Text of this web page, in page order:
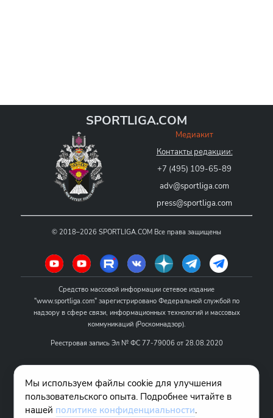
SPORTLIGA.COM
Медиакит
Контакты редакции:
+7 (495) 109-65-89
adv@sportliga.com
press@sportliga.com
© 2018–2026 SPORTLIGA.COM Все права защищены
Средство массовой информации сетевое издание
"www.sportliga.com" зарегистрировано Федеральной службой по
надзору в сфере связи, информационных технологий и массовых
коммуникаций (Роскомнадзор).
Реестровая запись Эл № ФС 77-79006 от 28.08.2020
Название - www.sportliga.com
Учредитель СМИ сетевого издания "www.sportliga.com": ИП Чамин
О.Н.
Мы используем файлы cookie для улучшения
пользовательского опыта. Подробнее читайте в
нашей политике конфиденциальности.